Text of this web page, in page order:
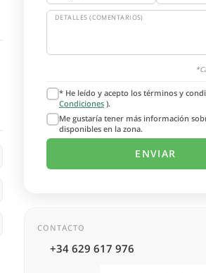
DETALLES (COMENTARIOS)
* He leído y acepto los términos y
Condiciones ).
Me gustaría tener más información
disponibles en la zona.
CONTACTO
+34 629 617 976